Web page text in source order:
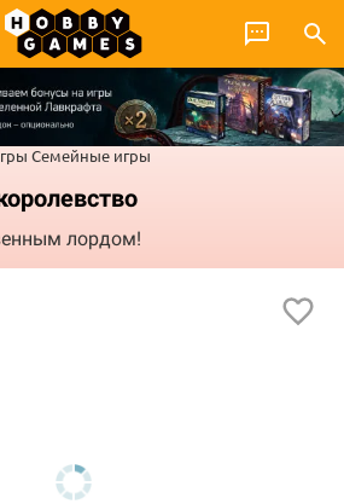
Семейные игры
лордом!